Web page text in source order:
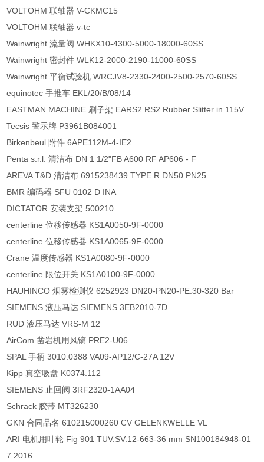
VOLTOHM 联轴器 V-CKMC15
VOLTOHM 联轴器 v-tc
Wainwright 流量阀 WHKX10-4300-5000-18000-60SS
Wainwright 密封件 WLK12-2000-2190-11000-60SS
Wainwright 平衡试验机 WRCJV8-2330-2400-2500-2570-60SS
equinotec 手推车 EKL/20/B/08/14
EASTMAN MACHINE 刷子架 EARS2 RS2 Rubber Slitter in 115V
Tecsis 警示牌 P3961B084001
Birkenbeul 附件 6APE112M-4-IE2
Penta s.r.l. 清洁布 DN 1 1/2"FB A600 RF AP606 - F
AREVA T&D 清洁布 6915238439 TYPE R DN50 PN25
BMR 编码器 SFU 0102 D INA
DICTATOR 安装支架 500210
centerline 位移传感器 KS1A0050-9F-0000
centerline 位移传感器 KS1A0065-9F-0000
Crane 温度传感器 KS1A0080-9F-0000
centerline 限位开关 KS1A0100-9F-0000
HAUHINCO 烟雾检测仪 6252923 DN20-PN20-PE:30-320 Bar
SIEMENS 液压马达 SIEMENS 3EB2010-7D
RUD 液压马达 VRS-M 12
AirCom 凿岩机用风镐 PRE2-U06
SPAL 手柄 3010.0388 VA09-AP12/C-27A 12V
Kipp 真空吸盘 K0374.112
SIEMENS 止回阀 3RF2320-1AA04
Schrack 胶带 MT326230
GKN 合同品名 610215000260 CV GELENKWELLE VL
ARI 电机用叶轮 Fig 901 TUV.SV.12-663-36 mm SN100184948-01
7.2016